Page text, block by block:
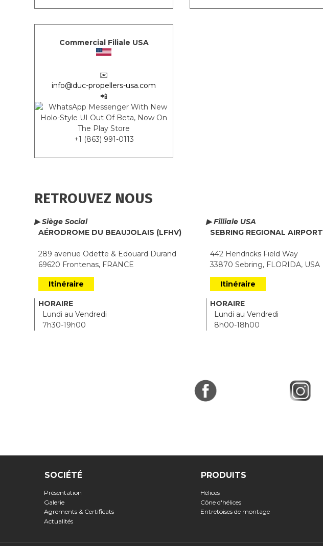
Commercial Filiale USA
✉️
info@duc-propellers-usa.com
📲
+1 (863) 991-0113
RETROUVEZ NOUS
▶ Siège Social
AÉRODROME DU BEAUJOLAIS (LFHV)
289 avenue Odette & Edouard Durand
69620 Frontenas, FRANCE
Itinéraire
HORAIRE
Lundi au Vendredi
7h30-19h00
▶ Filliale USA
SEBRING REGIONAL AIRPORT
442 Hendricks Field Way
33870 Sebring, FLORIDA, USA
Itinéraire
HORAIRE
Lundi au Vendredi
8h00-18h00
SOCIÉTÉ
Présentation
Galerie
Agrements & Certificats
Actualités
PRODUITS
Hélices
Cône d'hélices
Entretoises de montage